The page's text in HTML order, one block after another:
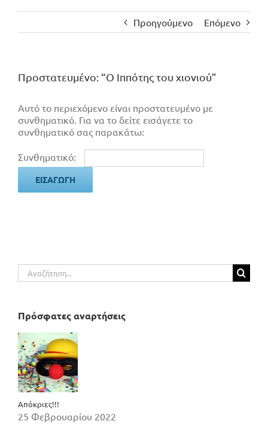
Προηγούμενο Επόμενο
Πρoστατευμένο: “Ο Ιππότης του χιονιού”
Αυτό το περιεχόμενο είναι προστατευμένο με
συνθηματικό. Για να το δείτε εισάγετε το
συνθηματικό σας παρακάτω:
Συνθηματικό:
Αναζήτηση
για:
Πρόσφατες αναρτήσεις
Απόκριες!!!
25 Φεβρουαρίου 2022